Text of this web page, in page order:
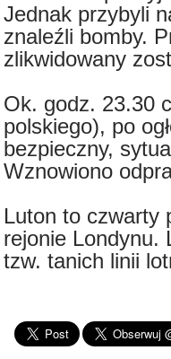
Jednak przybyli
znaleźli bomby.
zlikwidowany
Ok. godz. 23.30
polskiego), po
bezpieczny,
Wznowiono
Luton to czwarty
rejonie Londynu.
tzw. tanich linii